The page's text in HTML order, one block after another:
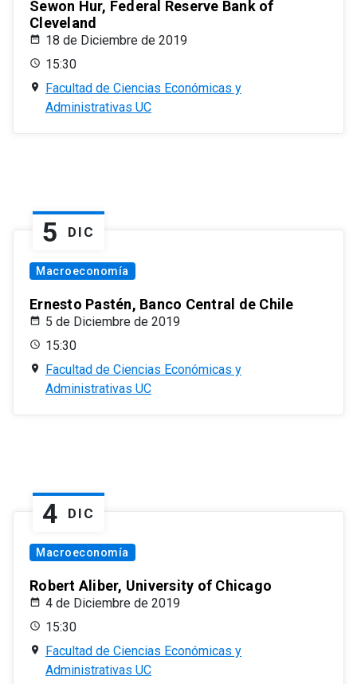
Sewon Hur, Federal Reserve Bank of
Cleveland
18 de Diciembre de 2019
15:30
Facultad de Ciencias Económicas y
Administrativas UC
5 DIC
Macroeconomía
Ernesto Pastén, Banco Central de Chile
5 de Diciembre de 2019
15:30
Facultad de Ciencias Económicas y
Administrativas UC
4 DIC
Macroeconomía
Robert Aliber, University of Chicago
4 de Diciembre de 2019
15:30
Facultad de Ciencias Económicas y
Administrativas UC